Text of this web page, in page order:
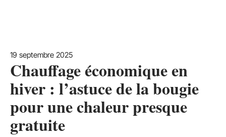
19 septembre 2025
Chauffage économique en
hiver : l’astuce de la bougie
pour une chaleur presque
gratuite